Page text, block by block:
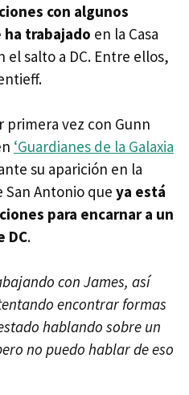
con algunos
trabajado en la Casa
el salto a DC. Entre ellos,
primera vez con Gunn
‘Guardianes de la Galaxia
su aparición en la
San Antonio que ya está
para encarnar a un
DC.
con James, así
encontrar formas
hablando sobre un
no puedo hablar de eso